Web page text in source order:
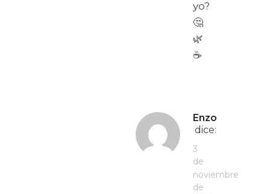
yo?
🤔
🌿
☕
Enzo
dice:
3
de
noviembre
de